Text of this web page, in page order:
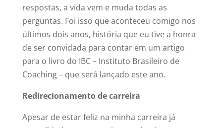
respostas, a vida vem e muda todas as
perguntas. Foi isso que aconteceu comigo nos
últimos dois anos, história que eu tive a honra
de ser convidada para contar em um artigo
para o livro do IBC – Instituto Brasileiro de
Coaching – que será lançado este ano.
Redirecionamento de carreira
Apesar de estar feliz na minha carreira já